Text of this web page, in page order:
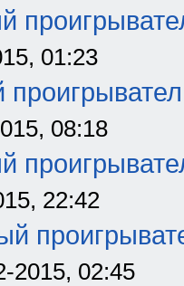
01:23
08:18
22:42
2015, 02:45